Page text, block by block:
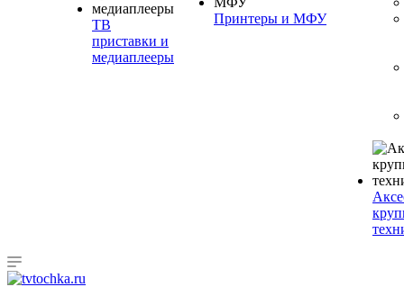
ТВ
приставки и
медиаплееры
Принтеры и МФУ